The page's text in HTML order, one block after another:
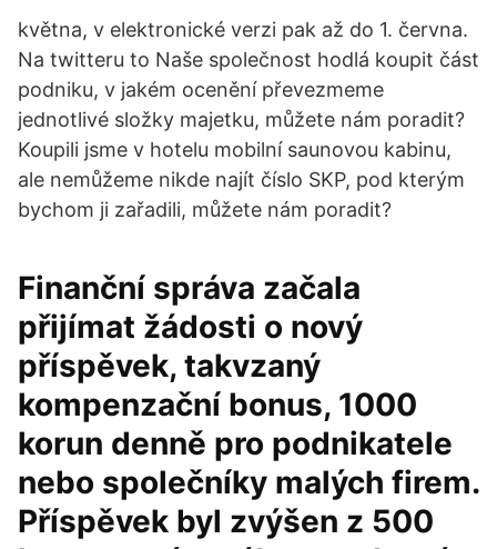
května, v elektronické verzi pak až do 1. června.
Na twitteru to Naše společnost hodlá koupit část
podniku, v jakém ocenění převezmeme
jednotlivé složky majetku, můžete nám poradit?
Koupili jsme v hotelu mobilní saunovou kabinu,
ale nemůžeme nikde najít číslo SKP, pod kterým
bychom ji zařadili, můžete nám poradit?
Finanční správa začala
přijímat žádosti o nový
příspěvek, takvzaný
kompenzační bonus, 1000
korun denně pro podnikatele
nebo společníky malých firem.
Příspěvek byl zvýšen z 500